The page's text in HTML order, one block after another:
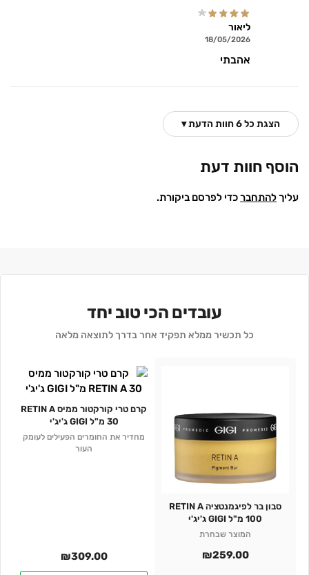
ליאור
18/05/2026
אהבתי
הצגת כל 6 חוות הדעת ▾
הוסף חוות דעת
עליךלהתחברכדי לפרסם ביקורת.
עובדים הכי טוב יחד
כל תכשיר ממלא תפקיד אחר בדרך לתוצאה מלאה
סבון בר לפיגמנטציה RETIN A
100 מ"ל GIGI ג'יג'י
המוצר שבחרת
₪259.00
קרם טרי קורקטור ממיס RETIN A
30 מ"ל GIGI ג'יג'י
מחדיר את החומרים הפעילים לעומק
העור
₪309.00